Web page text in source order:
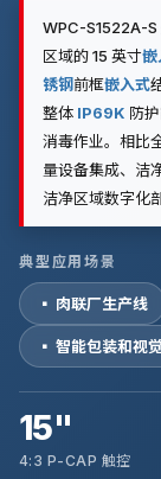
WPC-S1522A-S
区域的 15 英寸嵌
锈钢前框嵌入式
整体 IP69K 防
消毒作业。相比
量设备集成、洁
洁净区域数字化
典型应用场景
▪ 肉联厂生产线
▪ 智能包装和视
15"
4:3 P-CAP 触控